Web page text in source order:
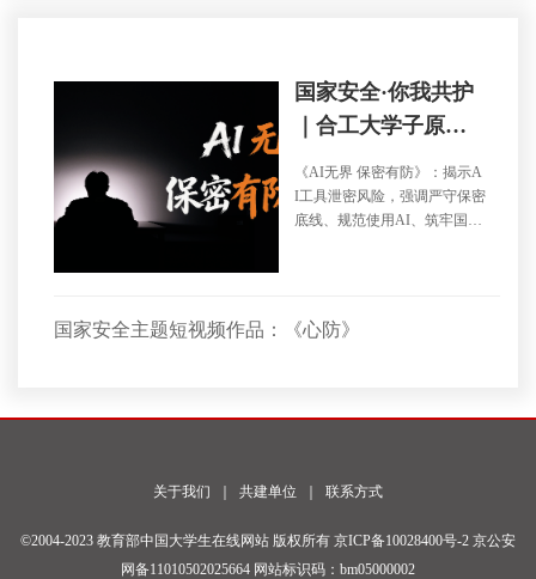
国家安全·你我共护
｜合工大学子原创
国安主题微视频《A
I无界 保密有防》
《AI无界 保密有防》：揭示A
I工具泄密风险，强调严守保密
底线、规范使用AI、筑牢国家
国家安全主题短视频作品：《心防》
关于我们 ｜ 共建单位 ｜ 联系方式
©2004-2023 教育部中国大学生在线网站 版权所有 京ICP备10028400号-2 京公安
网备11010502025664 网站标识码：bm05000002